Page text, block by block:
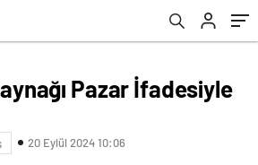
Pazar İfadesiyle
20 Eylül 2024 10:06